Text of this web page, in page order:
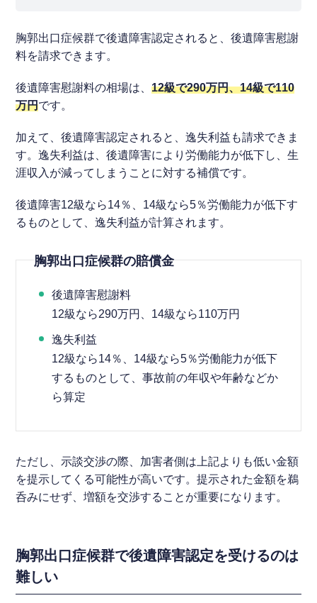
胸郭出口症候群で後遺障害認定されると、後遺障害慰謝
料を請求できます。
後遺障害慰謝料の相場は、12級で290万円、14級で110
万円です。
加えて、後遺障害認定されると、逸失利益も請求できま
す。逸失利益は、後遺障害により労働能力が低下し、生
涯収入が減ってしまうことに対する補償です。
後遺障害12級なら14％、14級なら5％労働能力が低下す
るものとして、逸失利益が計算されます。
胸郭出口症候群の賠償金
後遺障害慰謝料
12級なら290万円、14級なら110万円
逸失利益
12級なら14％、14級なら5％労働能力が低下
するものとして、事故前の年収や年齢などか
ら算定
ただし、示談交渉の際、加害者側は上記よりも低い金額
を提示してくる可能性が高いです。提示された金額を鵜
呑みにせず、増額を交渉することが重要になります。
胸郭出口症候群で後遺障害認定を受けるのは
難しい